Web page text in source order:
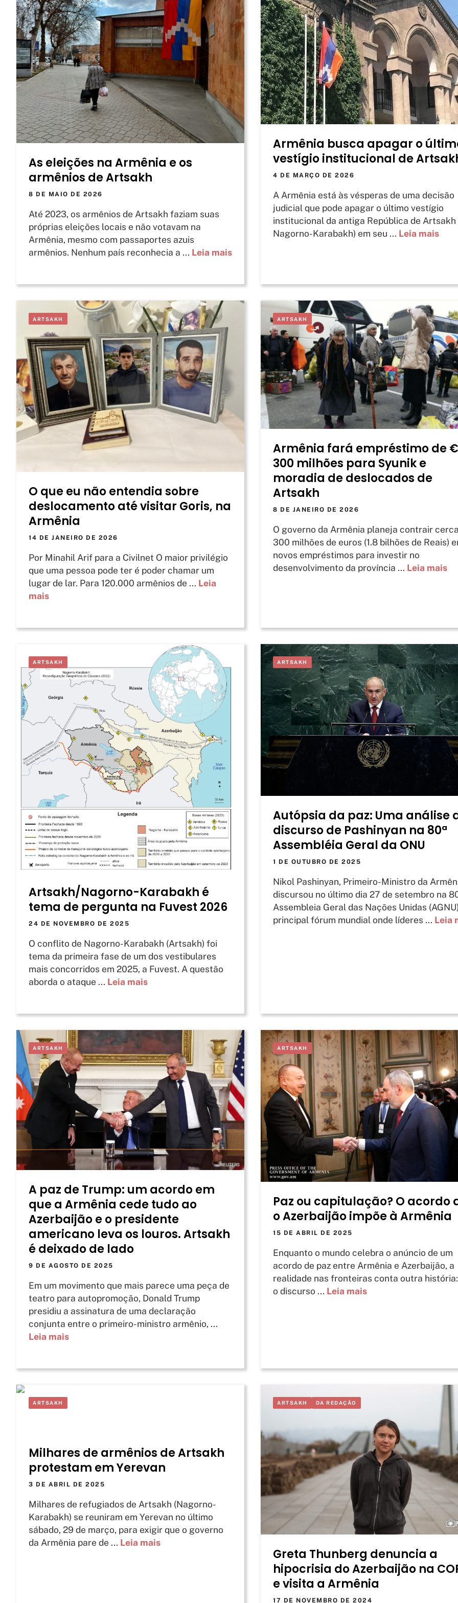
As eleições na Armênia e os
armênios de Artsakh
8 DE MAIO DE 2026
Até 2023, os armênios de Artsakh faziam suas
próprias eleições locais e não votavam na
Armênia, mesmo com passaportes azuis
armênios. Nenhum país reconhecia a ... Leia mais
Armênia busca apagar o
vestígio institucional de
4 DE MARÇO DE 2026
A Armênia está às vésperas de uma decisão
judicial que pode apagar o último vestígio
institucional da antiga República de Artsakh
Nagorno-Karabakh) em seu ... Leia mais
ARTSAKH
O que eu não entendia sobre
deslocamento até visitar Goris, na
Armênia
14 DE JANEIRO DE 2026
Por Minahil Arif para a Civilnet O maior privilégio
que uma pessoa pode ter é poder chamar um
lugar de lar. Para 120.000 armênios de ... Leia
mais
ARTSAKH
Armênia fará empréstimo de €
300 milhões para Syunik e
moradia de deslocados de
Artsakh
8 DE JANEIRO DE 2026
O governo da Armênia planeja contrair
300 milhões de euros (1.8 bilhões de Reais)
novos empréstimos para investir no
desenvolvimento da província ... Leia mais
ARTSAKH
Artsakh/Nagorno-Karabakh é
tema de pergunta na Fuvest 2026
24 DE NOVEMBRO DE 2025
O conflito de Nagorno-Karabakh (Artsakh) foi
tema da primeira fase de um dos vestibulares
mais concorridos em 2025, a Fuvest. A questão
aborda o ataque ... Leia mais
ARTSAKH
Autópsia da paz: Uma análise
discurso de Pashinyan na 80ª
Assembléia Geral da ONU
1 DE OUTUBRO DE 2025
Nikol Pashinyan, Primeiro-Ministro da
discursou no último dia 27 de setembro na
Assembleia Geral das Nações Unidas
principal fórum mundial onde líderes ... Leia
ARTSAKH
A paz de Trump: um acordo em
que a Armênia cede tudo ao
Azerbaijão e o presidente
americano leva os louros. Artsakh
é deixado de lado
9 DE AGOSTO DE 2025
Em um movimento que mais parece uma peça de
teatro para autopromoção, Donald Trump
presidiu a assinatura de uma declaração
conjunta entre o primeiro-ministro armênio, ...
Leia mais
ARTSAKH
Paz ou capitulação? O acordo
o Azerbaijão impõe à Armênia
15 DE ABRIL DE 2025
Enquanto o mundo celebra o anúncio de um
acordo de paz entre Armênia e Azerbaijão, a
realidade nas fronteiras conta outra
o discurso ... Leia mais
ARTSAKH
Milhares de armênios de Artsakh
protestam em Yerevan
3 DE ABRIL DE 2025
Milhares de refugiados de Artsakh (Nagorno-
Karabakh) se reuniram em Yerevan no último
sábado, 29 de março, para exigir que o governo
da Armênia pare de ... Leia mais
ARTSAKH DA REDAÇÃO
Greta Thunberg denuncia a
hipocrisia do Azerbaijão na
e visita a Armênia
17 DE NOVEMBRO DE 2024